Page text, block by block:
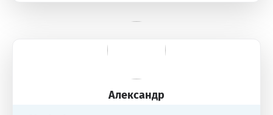
Александр